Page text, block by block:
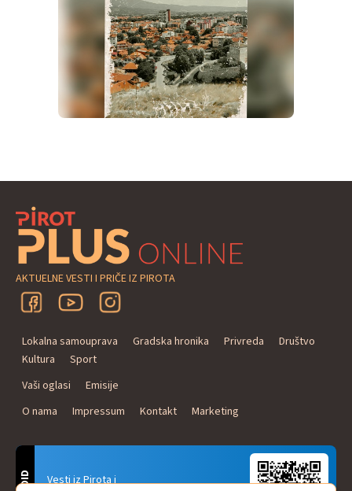
AKTUELNE VESTI I PRIČE IZ PIROTA
Lokalna samouprava Gradska hronika Privreda
Društvo
Kultura
Sport
Vaši oglasi
Emisije
O nama
Impressum Kontakt Marketing
Vesti iz Pirota i